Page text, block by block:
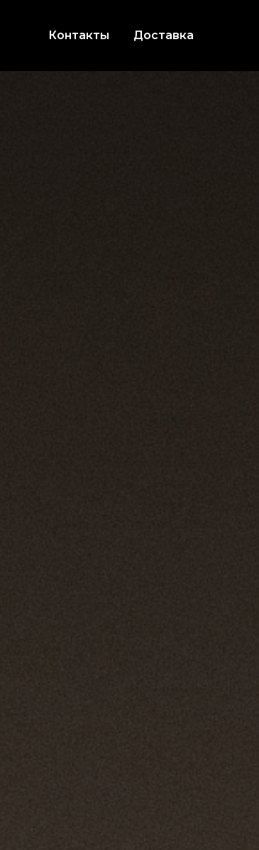
Контакты Доставка